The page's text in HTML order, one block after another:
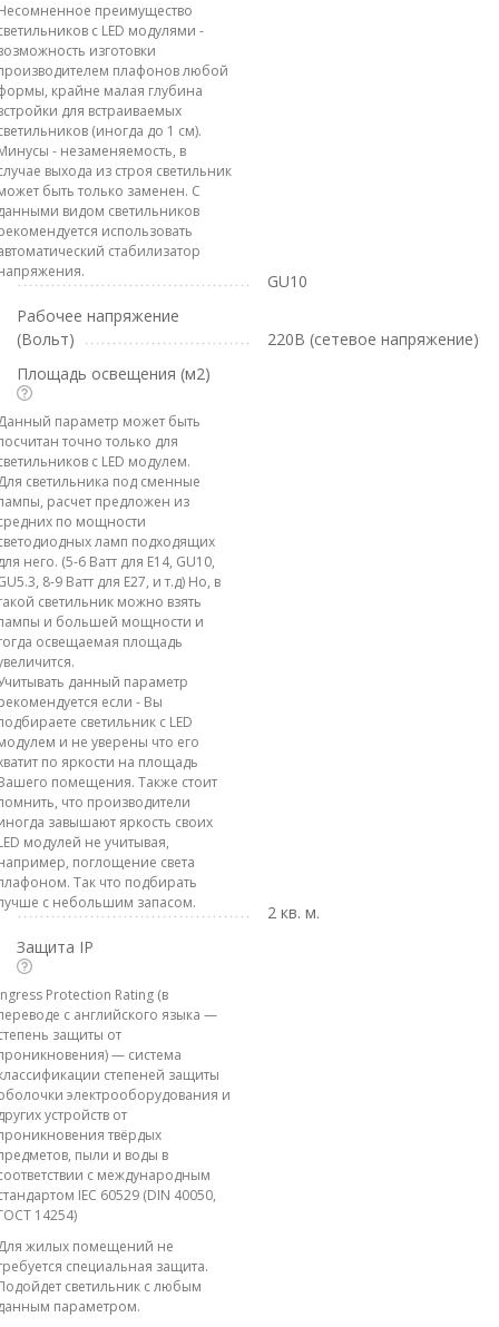
преимущество
с LED модулями -
изготовки
плафонов любой
крайне малая глубина
для встраиваемых
(иногда до 1 см).
- незаменяемость, в
выхода из строя светильник
быть только заменен. С
видом светильников
использовать
стабилизатор
GU10
Рабочее напряжение
(Вольт)
220В (сетевое напряжение)
Площадь освещения (м2)
параметр может быть
точно только для
с LED модулем.
светильника под сменные
расчет предложен из
по мощности
ламп подходящих
него. (5-6 Ватт для E14, GU10,
8-9 Ватт для E27, и т.д) Но, в
светильник можно взять
и большей мощности и
освещаемая площадь
данный параметр
если - Вы
светильник с LED
и не уверены что его
по яркости на площадь
помещения. Также стоит
что производители
завышают яркость своих
модулей не учитывая,
поглощение света
Так что подбирать
с небольшим запасом.
2 кв. м.
Защита IP
Protection Rating (в
с английского языка —
защиты от
— система
степеней защиты
электрооборудования и
устройств от
твёрдых
пыли и воды в
с международным
IEC 60529 (DIN 40050,
14254)
жилых помещений не
специальная защита.
светильник с любым
параметром.